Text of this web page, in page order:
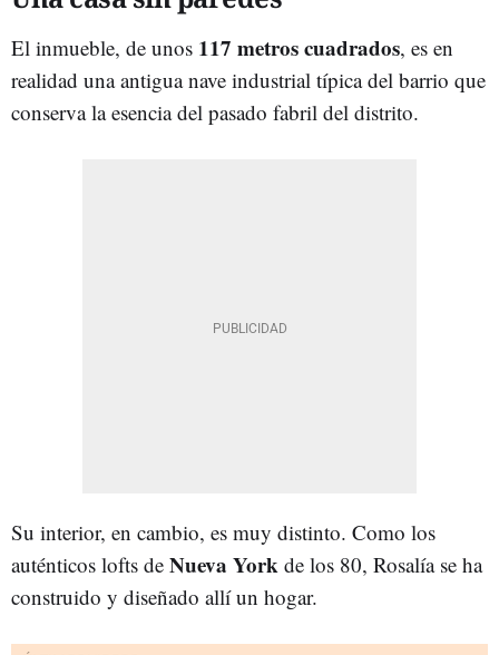
El inmueble, de unos 117 metros cuadrados, es en
realidad una antigua nave industrial típica del barrio que
conserva la esencia del pasado fabril del distrito.
Su interior, en cambio, es muy distinto. Como los
auténticos lofts de Nueva York de los 80, Rosalía se ha
construido y diseñado allí un hogar.